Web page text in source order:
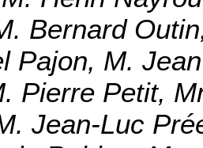
Bernard
Pajon, M.
Pierre Petit,
Jean-Luc